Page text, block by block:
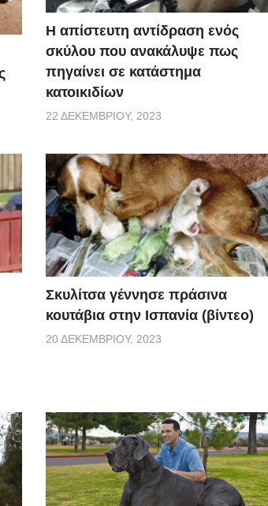
Η απίστευτη αντίδραση ενός
σκύλου που ανακάλυψε πως
πηγαίνει σε κατάστημα
κατοικιδίων
22 ΔΕΚΕΜΒΡΊΟΥ, 2023
Σκυλίτσα γέννησε πράσινα
κουτάβια στην Ισπανία (βίντεο)
20 ΔΕΚΕΜΒΡΊΟΥ, 2023